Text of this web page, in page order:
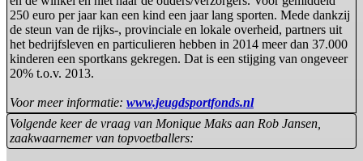
250 euro per jaar kan een kind een jaar lang sporten. Mede dankzij
de steun van de rijks-, provinciale en lokale overheid, partners uit
het bedrijfsleven en particulieren hebben in 2014 meer dan 37.000
kinderen een sportkans gekregen. Dat is een stijging van ongeveer
20% t.o.v. 2013.
Voor meer informatie: www.jeugdsportfonds.nl
Volgende keer de vraag van Monique Maks aan Rob Jansen,
zaakwaarnemer van topvoetballers: